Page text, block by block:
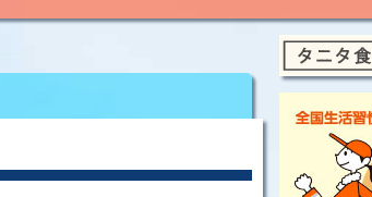
高尿酸血症／痛風
塞 狭心症 脳梗塞
脳出血
大腸がん
周病